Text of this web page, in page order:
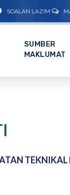
SOALAN LAZIM
SUMBER
MAKLUMAT
DAN PEMBANGUNAN KE LOJI RAWATAN